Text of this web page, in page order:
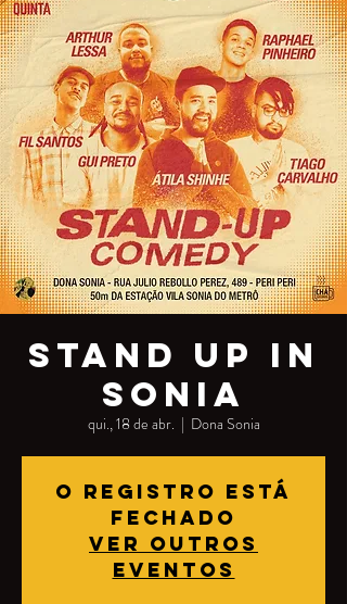
STAND UP in
Sonia
qui., 18 de abr.
  |
Dona Sonia
O registro está
fechado
Ver outros
eventos